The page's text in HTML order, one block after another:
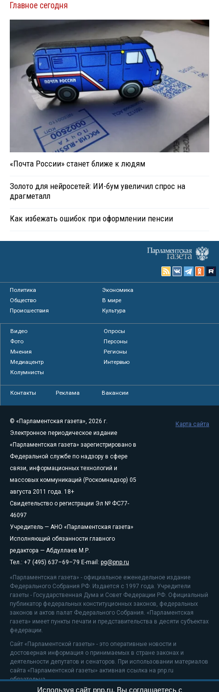
Главное сегодня
«Почта России» станет ближе к людям
Золото для нейросетей: ИИ-бум увеличил спрос на
драгметалл
Как избежать ошибок при оформлении пенсии
Политика
Экономика
Общество
В мире
Происшествия
Культура
Видео
Опросы
Фото
Персоны
Мнения
Регионы
Медиацентр
Интервью
Колумнисты
Контакты Реклама Вакансии
© «Парламентская газета», 2026 г.
Электронное периодическое издание
«Парламентская газета» зарегистрировано в
Федеральной службе по надзору в сфере
связи, информационных технологий и
массовых коммуникаций (Роскомнадзор) 05
августа 2011 года. 18+
Свидетельство о регистрации Эл № ФС77-
46097
Учредитель — АНО «Парламентская газета»
Исполняющий обязанности главного
редактора — Абдуллаев М.Р.
Тел.: +7 (495) 637–69–79 E-mail: pg@pnp.ru
«Парламентская газета» - официальное еженедельное издание
Федерального Собрания РФ. Издается с 1997 года. Учредители
газеты - Государственная Дума и Совет Федерации РФ. Официальный
публикатор федеральных конституционных законов, федеральных
законов и актов палат Федерального Собрания. «Парламентская
газета» имеет пункты печати и представительства в десяти субъектах
федерации.
Сайт «Парламентской газеты» - это оперативные новости и
достоверная информация о принимаемых в стране законах и
деятельности депутатов и сенаторов. При использовании материалов
сайта «Парламентской газеты» активная ссылка на pnp.ru
обязательна.
Карта сайта
Используя сайт pnp.ru, Вы соглашаетесь с